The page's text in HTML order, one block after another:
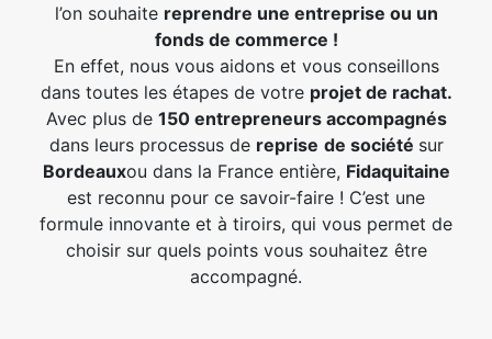
l’on souhaite reprendre une entreprise ou un
fonds de commerce !
En effet, nous vous aidons et vous conseillons
dans toutes les étapes de votre projet de rachat.
Avec plus de 150 entrepreneurs accompagnés
dans leurs processus de reprise de société sur
Bordeauxou dans la France entière, Fidaquitaine
est reconnu pour ce savoir-faire ! C’est une
formule innovante et à tiroirs, qui vous permet de
choisir sur quels points vous souhaitez être
accompagné.